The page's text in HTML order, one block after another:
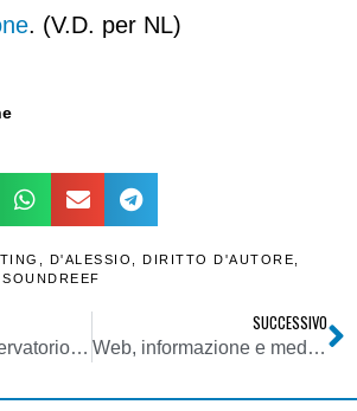
. (V.D. per NL)
D'ALESSIO DIRITTO D'AUTORE
SOUNDREEF
Media e Tlc. Osservatorio Agcom: boom banda larga. Al 55% linee > 10 Mbit/s. Consumo internet mobile +40,8%. Tv e Radio stabili
SUCCESSIVO
Web, informazione e media. Antitrust su influencer marketing: pubblicità deve essere sempre trasparente